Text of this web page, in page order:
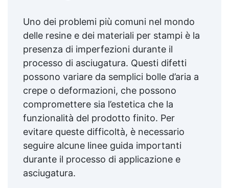
Uno dei problemi più comuni nel mondo
delle resine e dei materiali per stampi è la
presenza di imperfezioni durante il
processo di asciugatura. Questi difetti
possono variare da semplici bolle d’aria a
crepe o deformazioni, che possono
compromettere sia l’estetica che la
funzionalità del prodotto finito. Per
evitare queste difficoltà, è necessario
seguire alcune linee guida importanti
durante il processo di applicazione e
asciugatura.